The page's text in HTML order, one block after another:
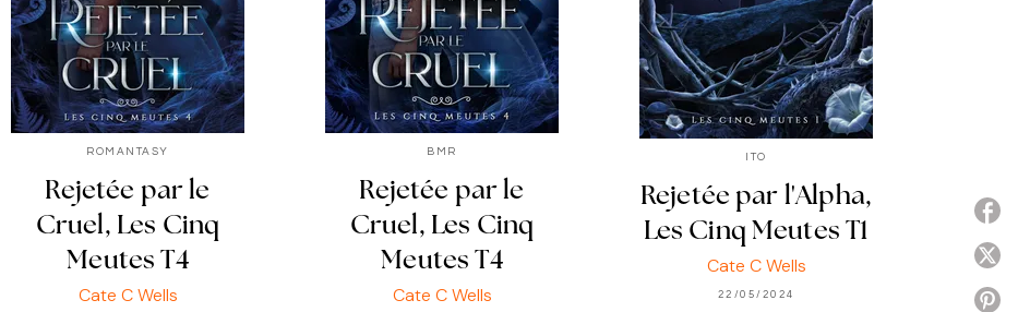
ROMANTASY
Rejetée par le
Cruel, Les Cinq
Meutes T4
Cate C Wells
BMR
Rejetée par le
Cruel, Les Cinq
Meutes T4
Cate C Wells
ITO
Rejetée par l'Alpha,
Les Cinq Meutes T1
Cate C Wells
22/05/2024